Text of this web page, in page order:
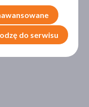
do serwisu